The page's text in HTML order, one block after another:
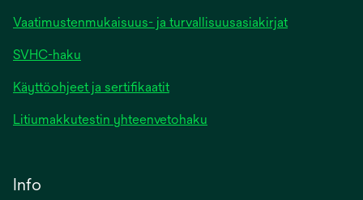
Vaatimustenmukaisuus- ja turvallisuusasiakirjat
SVHC-haku
Käyttöohjeet ja sertifikaatit
Litiumakkutestin yhteenvetohaku
Info